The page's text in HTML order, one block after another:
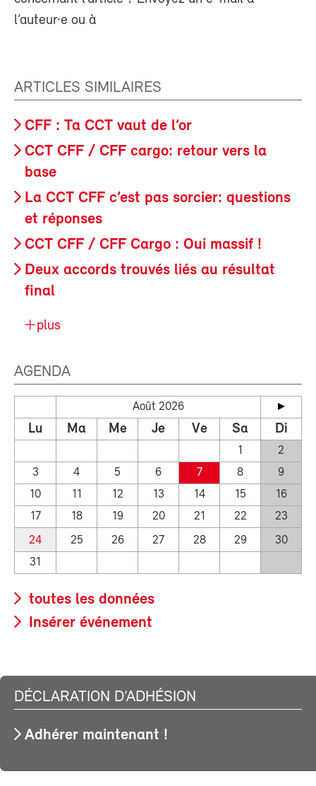
l’auteur·e ou à
ARTICLES SIMILAIRES
CFF : Ta CCT vaut de l’or
CCT CFF / CFF cargo: retour vers la
base
La CCT CFF c’est pas sorcier: questions
et réponses
CCT CFF / CFF Cargo : Oui massif !
Deux accords trouvés liés au résultat
final
plus
AGENDA
Août 2026
Lu Ma Me Je Ve Sa Di
1
2
3
4 5 6 7 8
9
10
11 12 13 14 15
16
17
18 19 20 21 22
23
24
25 26 27 28 29
30
31
toutes les données
Insérer événement
DÉCLARATION D’ADHÉSION
Adhérer maintenant !